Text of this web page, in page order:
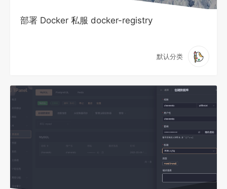
部署 Docker 私服 docker-registry
默认分类